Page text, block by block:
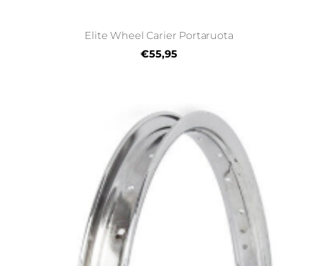
Elite Wheel Carier Portaruota
€55,95